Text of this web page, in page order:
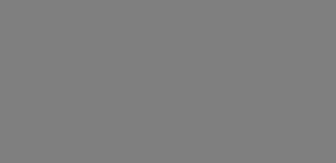
uz atraktivnu leasing ponudu.